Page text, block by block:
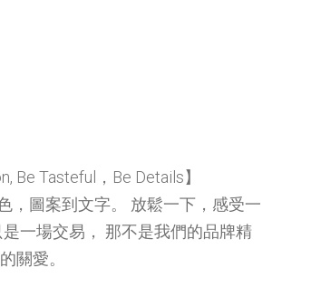
Be Tasteful，Be Details】
，圖案到文字。 放鬆一下，感受一
一場交易， 那不是我們的品牌精
關愛。